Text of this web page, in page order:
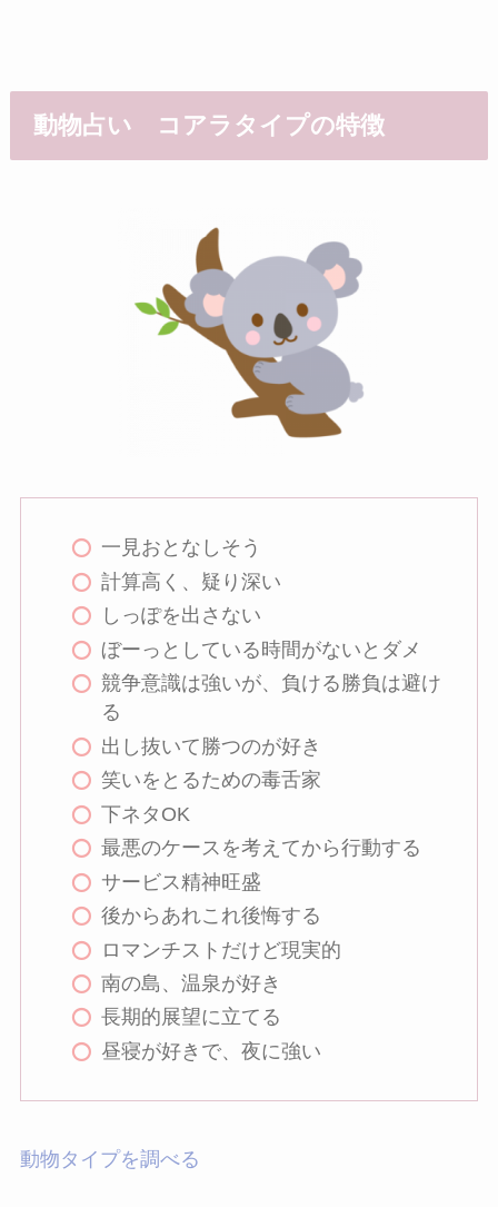
動物占い コアラタイプの特徴
一見おとなしそう
計算高く、疑り深い
しっぽを出さない
ぼーっとしている時間がないとダメ
競争意識は強いが、負ける勝負は避け
る
出し抜いて勝つのが好き
笑いをとるための毒舌家
下ネタOK
最悪のケースを考えてから行動する
サービス精神旺盛
後からあれこれ後悔する
ロマンチストだけど現実的
南の島、温泉が好き
長期的展望に立てる
昼寝が好きで、夜に強い
動物タイプを調べる